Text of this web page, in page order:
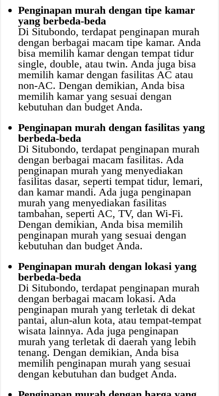
Penginapan murah dengan tipe kamar
yang berbeda-beda
Di Situbondo, terdapat penginapan murah
dengan berbagai macam tipe kamar. Anda
bisa memilih kamar dengan tempat tidur
single, double, atau twin. Anda juga bisa
memilih kamar dengan fasilitas AC atau
non-AC. Dengan demikian, Anda bisa
memilih kamar yang sesuai dengan
kebutuhan dan budget Anda.
Penginapan murah dengan fasilitas yang
berbeda-beda
Di Situbondo, terdapat penginapan murah
dengan berbagai macam fasilitas. Ada
penginapan murah yang menyediakan
fasilitas dasar, seperti tempat tidur, lemari,
dan kamar mandi. Ada juga penginapan
murah yang menyediakan fasilitas
tambahan, seperti AC, TV, dan Wi-Fi.
Dengan demikian, Anda bisa memilih
penginapan murah yang sesuai dengan
kebutuhan dan budget Anda.
Penginapan murah dengan lokasi yang
berbeda-beda
Di Situbondo, terdapat penginapan murah
dengan berbagai macam lokasi. Ada
penginapan murah yang terletak di dekat
pantai, alun-alun kota, atau tempat-tempat
wisata lainnya. Ada juga penginapan
murah yang terletak di daerah yang lebih
tenang. Dengan demikian, Anda bisa
memilih penginapan murah yang sesuai
dengan kebutuhan dan budget Anda.